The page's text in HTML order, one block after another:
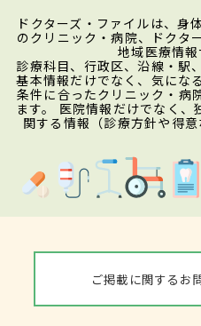
ドクターズ・ファイルは、身
のクリニック・病院、ドクタ
地域医療情報
診療科目、行政区、沿線・駅
基本情報だけでなく、気にな
条件に合ったクリニック・病
ます。 医院情報だけでなく、
関する情報（診療方針や得
ご掲載に関するお